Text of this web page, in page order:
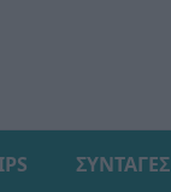
ΣΥΝΤΑΓΕΣ